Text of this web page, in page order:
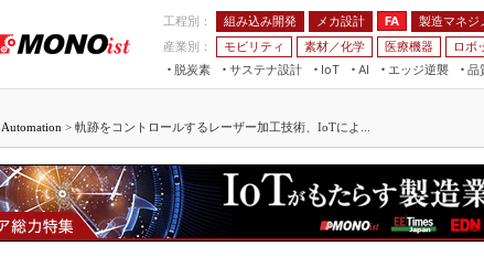
工程別： 組み込み開発 メカ設計 FA 製造マネジ
産業別：
モビリティ 素材／化学 医療機器 ロボ
脱炭素
サステナ設計
IoT
つながる工場
つながるサービス
AI
AI×設備保全
Physical AI
エッジ逆襲 品
JIMTOF
組込み/エッジ コンピューティング
展＆IoT/5Gソリューション展
IIFES
国際ロボット展
つながるクルマ
5G
VR／AR
フィールドサービス
製造マネジメン
FA
モビリティ
> 軌跡をコントロールするレーザー加工技術、IoTによ...